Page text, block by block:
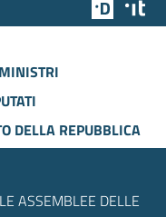
Team
DELLA REPUBBLICA
ASSEMBLEE DELLE